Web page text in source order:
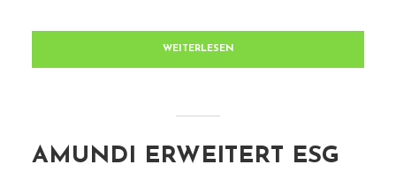
WEITERLESEN
AMUNDI ERWEITERT ESG